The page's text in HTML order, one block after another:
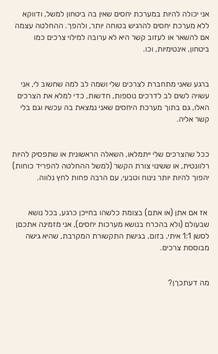
אני יכולה להיות במערכת יחסים שאין בה ביטחון למשל, ודווקא
ללא מערכת יחסים להרגיש בטוחה יותר, ולהפך. ההחלטה עצמה
אם להשאר או לעזוב קשר היא לא ערובה למילוי צרכים כמו
ביטחון, אינטימיות, וכו.
ברגע שאני מתחברת לצרכים שלי ושמה לב למה שחשוב לי, אני
עשויה לשים לב לדרכים נוספות, חדשות, כדי למלא את הצרכים
האלו, גם בתוך מערכת היחסים שאני נמצאת בה עכשיו וגם בלי
קשר אליה.
ככל שהצרכים שלי ייתמלאו, השאלה הראשונית או שתפסיק להיות
רלוונטית, או ששינוי צורת הקשר (למשל ההחלטה להפריד כוחות)
יהפוך להיות יותר נינוח וטבעי, עם הרבה פחות לחץ נלווה.
אז אם אתן (או אתם) בצומת כלשהו בחייכן כרגע, בכל נושא
שבעולם (ולא בהכרח בנושא מערכות יחסים), אני מזמינה אתכםן
לסשן 1:1 איתי, בזום, בגישת התקשורת המקרבת, שהיא גישה
מבוססת צרכים.
מה דעתכךן?